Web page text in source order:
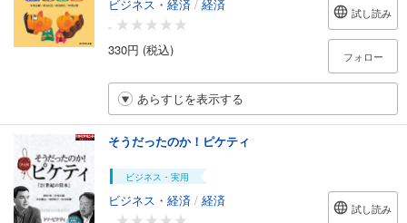
ビジネス・経済 / 経済
-
330円 (税込)
試し読み
フォロー
あらすじを表示する
そうだったのか！ピケティ
ビジネス・実用
ビジネス・経済 / 経済
試し読み